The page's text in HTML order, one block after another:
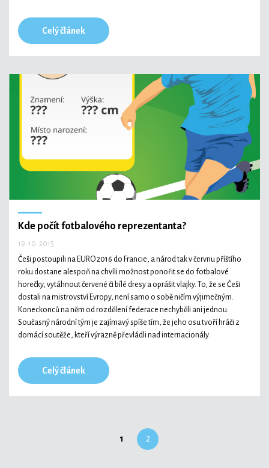
Celý článek
Kde počít fotbalového reprezentanta?
19. 10. 2015
Češi postoupili na EURO 2016 do Francie, a národ tak v červnu příštího
roku dostane alespoň na chvíli možnost ponořit se do fotbalové
horečky, vytáhnout červené či bílé dresy a oprášit vlajky. To, že se Češi
dostali na mistrovství Evropy, není samo o sobě ničím výjimečným.
Koneckonců na něm od rozdělení federace nechyběli ani jednou.
Současný národní tým je zajímavý spíše tím, že jeho osu tvoří hráči z
domácí soutěže, kteří výrazně převládli nad internacionály.
Celý článek
1 2